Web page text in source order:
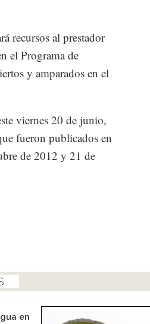
recursos al prestador
el Programa de
y amparados en el
viernes 20 de junio,
fueron publicados en
de 2012 y 21 de
en